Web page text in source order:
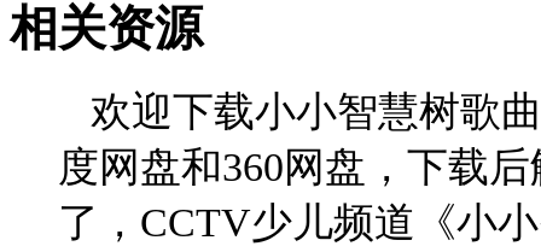
恭喜
恭喜
恭喜
恭喜
恭喜
恭喜
相关资源
欢迎下载小小智慧树歌
度网盘和360网盘，下载
了，CCTV少儿频道《小